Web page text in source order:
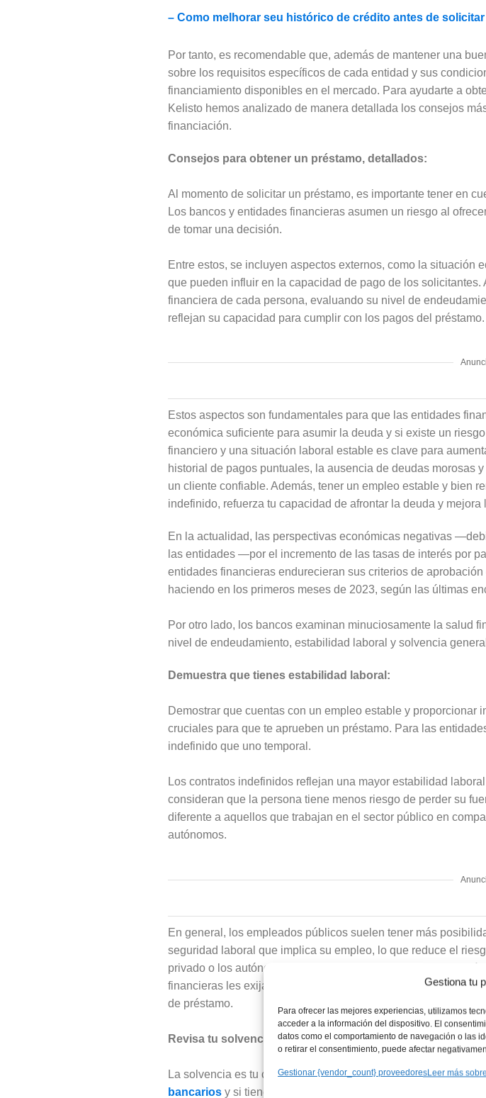
Gestiona tu
Para ofrecer las mejores experiencias, utilizamos
acceder a la información del dispositivo. El
datos como el comportamiento de navegación o las
o retirar el consentimiento, puede afectar
Gestionar {vendor_count} proveedoresLeer más
– Como melhorar seu histórico de crédito antes de
Por tanto, es recomendable que, además de mantener una
sobre los requisitos específicos de cada entidad y sus
financiamiento disponibles en el mercado. Para ayudarte a
Kelisto hemos analizado de manera detallada los consejos
financiación.
Consejos para obtener un préstamo, detallados:
Al momento de solicitar un préstamo, es importante tener en
Los bancos y entidades financieras asumen un riesgo al
de tomar una decisión.
Entre estos, se incluyen aspectos externos, como la situación
que pueden influir en la capacidad de pago de los
financiera de cada persona, evaluando su nivel de
reflejan su capacidad para cumplir con los pagos del préstamo.
Estos aspectos son fundamentales para que las entidades
económica suficiente para asumir la deuda y si existe un
financiero y una situación laboral estable es clave para
historial de pagos puntuales, la ausencia de deudas morosas
un cliente confiable. Además, tener un empleo estable y bien
indefinido, refuerza tu capacidad de afrontar la deuda y
En la actualidad, las perspectivas económicas negativas
las entidades —por el incremento de las tasas de interés por
entidades financieras endurecieran sus criterios de
haciendo en los primeros meses de 2023, según las últimas
Por otro lado, los bancos examinan minuciosamente la salud
nivel de endeudamiento, estabilidad laboral y solvencia
Demuestra que tienes estabilidad laboral:
Demostrar que cuentas con un empleo estable y proporcionar
cruciales para que te aprueben un préstamo. Para las
indefinido que uno temporal.
Los contratos indefinidos reflejan una mayor estabilidad
consideran que la persona tiene menos riesgo de perder su
diferente a aquellos que trabajan en el sector público en
autónomos.
En general, los empleados públicos suelen tener más
seguridad laboral que implica su empleo, lo que reduce el
privado o los autónomos pueden ser vistos como un grupo
financieras les exijan garantías adicionales, como avales o
de préstamo.
Revisa tu solvencia para afrontar el préstamo:
La solvencia es tu capacidad para hacer frente al pago de tus
bancarios y si tienes antecedentes en algún registro de